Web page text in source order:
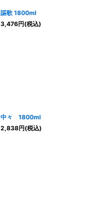
謳歌 1800ml
3,476円(税込)
中々 1800ml
2,838円(税込)